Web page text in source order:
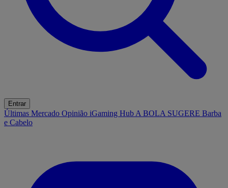
Entrar
Últimas Mercado Opinião iGaming Hub A BOLA SUGERE Barba
e Cabelo